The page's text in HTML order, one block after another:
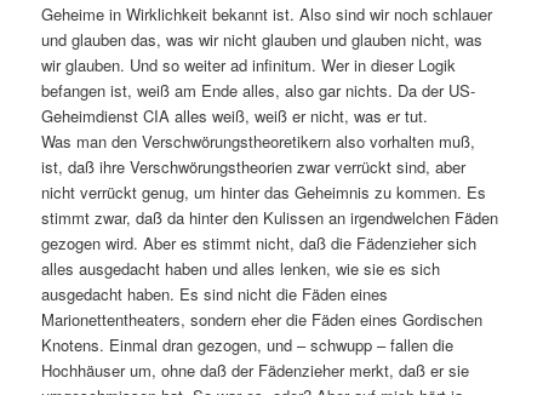
Geheime in Wirklichkeit bekannt ist. Also sind wir noch schlauer
und glauben das, was wir nicht glauben und glauben nicht, was
wir glauben. Und so weiter ad infinitum. Wer in dieser Logik
befangen ist, weiß am Ende alles, also gar nichts. Da der US-
Geheimdienst CIA alles weiß, weiß er nicht, was er tut.
Was man den Verschwörungstheoretikern also vorhalten muß,
ist, daß ihre Verschwörungstheorien zwar verrückt sind, aber
nicht verrückt genug, um hinter das Geheimnis zu kommen. Es
stimmt zwar, daß da hinter den Kulissen an irgendwelchen Fäden
gezogen wird. Aber es stimmt nicht, daß die Fädenzieher sich
alles ausgedacht haben und alles lenken, wie sie es sich
ausgedacht haben. Es sind nicht die Fäden eines
Marionettentheaters, sondern eher die Fäden eines Gordischen
Knotens. Einmal dran gezogen, und – schwupp – fallen die
Hochhäuser um, ohne daß der Fädenzieher merkt, daß er sie